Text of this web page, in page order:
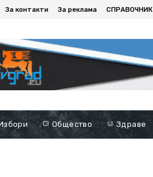
За контакти За реклама СПРАВОЧНИК
Общество Здраве